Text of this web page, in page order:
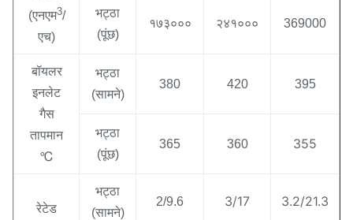
(एनएम3/
एच)
भट्ठा
(पूंछ)
१७३००० २४१००० 369000
बॉयलर
इनलेट
गैस
तापमान
℃
भट्ठा
(सामने)
380 420 395
भट्ठा
(पूंछ)
365 360 355
रेटेड
भट्ठा
(सामने)
2/9.6 3/17 3.2/21.3